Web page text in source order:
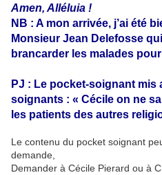
Amen, Alléluia !
NB : A mon arrivée, j’ai été
Monsieur Jean Delefosse
brancarder les malades
PJ : Le pocket-soignant mis
soignants : « Cécile on ne
les patients des autres
Le contenu du pocket soignant
demande,
Demander à Cécile Pierard ou à